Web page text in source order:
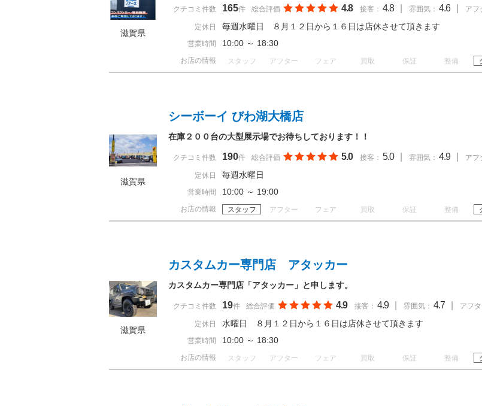
滋賀県
クチコミ件数 165件 総合評価 4.8 接客： 4.8 雰囲気： 4.6 アフ
定休日 毎週水曜日 ８月１２日から１６日は店休させて頂きます
営業時間 10:00 ～ 18:30
お店の情報 スタッフ アフター フェア 買取 保証 整備
滋賀県
シーボーイ びわ湖大橋店
在庫２００台の大型展示場でお待ちしております！！
クチコミ件数 190件 総合評価 5.0 接客： 5.0 雰囲気： 4.9 アフ
定休日 毎週水曜日
営業時間 10:00 ～ 19:00
お店の情報 スタッフ アフター フェア 買取 保証 整備
滋賀県
カスタムカー専門店 アタッカー
カスタムカー専門店「アタッカー」と申します。
クチコミ件数 19件 総合評価 4.9 接客： 4.9 雰囲気： 4.7 アフタ
定休日 水曜日 ８月１２日から１６日は店休させて頂きます
営業時間 10:00 ～ 18:30
お店の情報 スタッフ アフター フェア 買取 保証 整備